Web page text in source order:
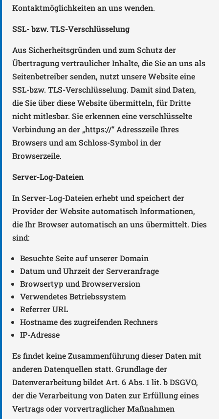
Kontaktmöglichkeiten an uns wenden.
SSL- bzw. TLS-Verschlüsselung
Aus Sicherheitsgründen und zum Schutz der
Übertragung vertraulicher Inhalte, die Sie an uns als
Seitenbetreiber senden, nutzt unsere Website eine
SSL-bzw. TLS-Verschlüsselung. Damit sind Daten,
die Sie über diese Website übermitteln, für Dritte
nicht mitlesbar. Sie erkennen eine verschlüsselte
Verbindung an der „https://“ Adresszeile Ihres
Browsers und am Schloss-Symbol in der
Browserzeile.
Server-Log-Dateien
In Server-Log-Dateien erhebt und speichert der
Provider der Website automatisch Informationen,
die Ihr Browser automatisch an uns übermittelt. Dies
sind:
Besuchte Seite auf unserer Domain
Datum und Uhrzeit der Serveranfrage
Browsertyp und Browserversion
Verwendetes Betriebssystem
Referrer URL
Hostname des zugreifenden Rechners
IP-Adresse
Es findet keine Zusammenführung dieser Daten mit
anderen Datenquellen statt. Grundlage der
Datenverarbeitung bildet Art. 6 Abs. 1 lit. b DSGVO,
der die Verarbeitung von Daten zur Erfüllung eines
Vertrags oder vorvertraglicher Maßnahmen